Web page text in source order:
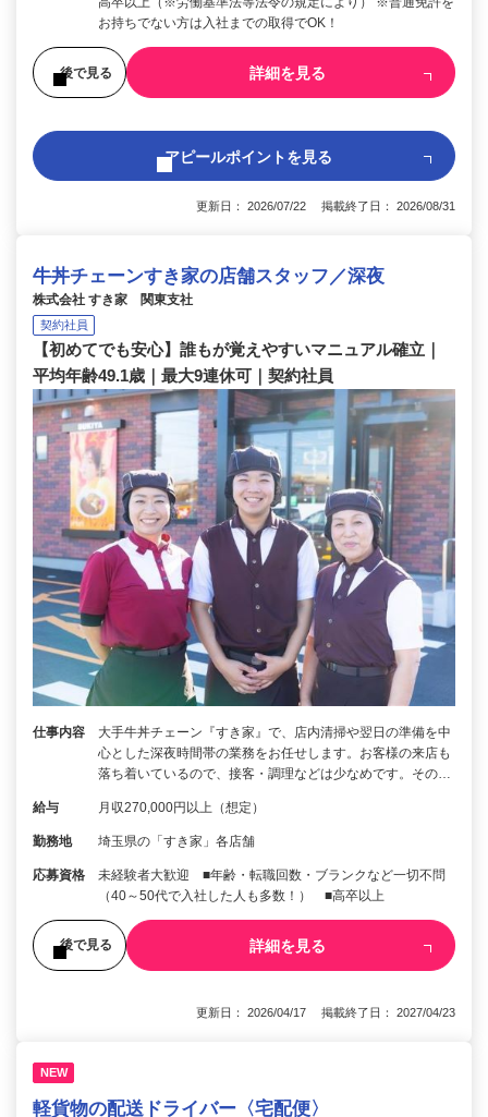
お持ちでない方は入社までの取得でOK！
後で見る 詳細を見る
アピールポイントを見る
更新日： 2026/07/22 掲載終了日： 2026/08/31
牛丼チェーンすき家の店舗スタッフ／深夜
株式会社 すき家 関東支社
契約社員
【初めてでも安心】誰もが覚えやすいマニュアル確立｜
平均年齢49.1歳｜最大9連休可｜契約社員
仕事内容
大手牛丼チェーン『すき家』で、店内清掃や翌日の準備を中
心とした深夜時間帯の業務をお任せします。お客様の来店も
落ち着いているので、接客・調理などは少なめです。その…
給与 月収270,000円以上（想定）
勤務地 埼玉県の「すき家」各店舗
応募資格
未経験者大歓迎 ■年齢・転職回数・ブランクなど一切不問
（40～50代で入社した人も多数！） ■高卒以上
後で見る 詳細を見る
更新日： 2026/04/17 掲載終了日： 2027/04/23
NEW
軽貨物の配送ドライバー〈宅配便〉